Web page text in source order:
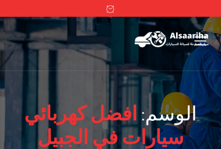
الوسم: افضل كهربائي
سيارات في الجبيل